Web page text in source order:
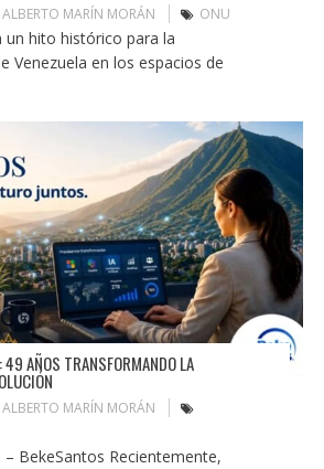
ALBERTO MARÍN MORÁN ONU
un hito histórico para la
Venezuela en los espacios de
49 AÑOS TRANSFORMANDO LA
ALBERTO MARÍN MORÁN
– BekeSantos Recientemente,